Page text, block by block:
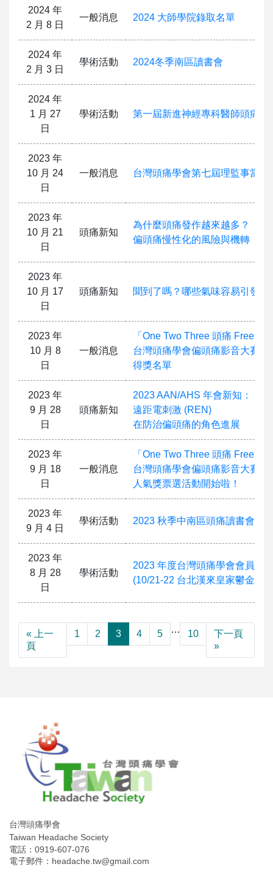
2024 年
2 月 8 日
一般消息 2024 大師學院錄取名單
2024 年
2 月 3 日
學術活動 2024冬季南區讀書會
2024 年
1 月 27
日
學術活動 第一屆新進神經專科醫師頭痛訓
2023 年
10 月 24
日
一般消息 台灣頭痛學會第七屆理監事當選
2023 年
10 月 21
日
頭痛新知
為什麼頭痛發作越來越多？
偏頭痛慢性化的風險與機轉
2023 年
10 月 17
日
頭痛新知 聞到了嗎？哪些氣味容易引發偏
2023 年
10 月 8
日
一般消息
「One Two Three 頭痛 Free」
台灣頭痛學會偏頭痛影音大賽 —
得獎名單
2023 年
9 月 28
日
頭痛新知
2023 AAN/AHS 年會新知：
遠距電刺激 (REN)
在防治偏頭痛的角色進展
2023 年
9 月 18
日
一般消息
「One Two Three 頭痛 Free」
台灣頭痛學會偏頭痛影音大賽 —
人氣獎票選活動開始啦！
2023 年
9 月 4 日
學術活動 2023 秋季中南區頭痛讀書會
2023 年
8 月 28
日
學術活動
2023 年度台灣頭痛學會會員大
(10/21-22 台北漢來皇家鬱金香
« 上一
頁
1 2 3 4 5 … 10
下一頁
»
台灣頭痛學會
Taiwan Headache Society
電話：0919-607-076
電子郵件： headache.tw@gmail.com